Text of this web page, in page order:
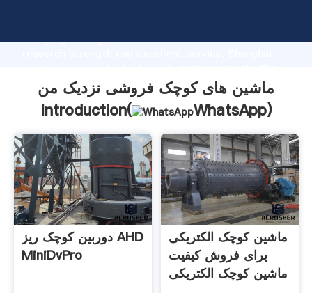
Grasping strong production capability, advanced
value and bring values to all of customers.
ماشین های کوچک فروشی نزدیک من
Introduction(
WhatsApp)
دوربین کوچک ریز AHD
MiniDvPro
ماشین کوچک الکتریکی
برای فروش کیفیت
ماشین کوچک الکتریکی